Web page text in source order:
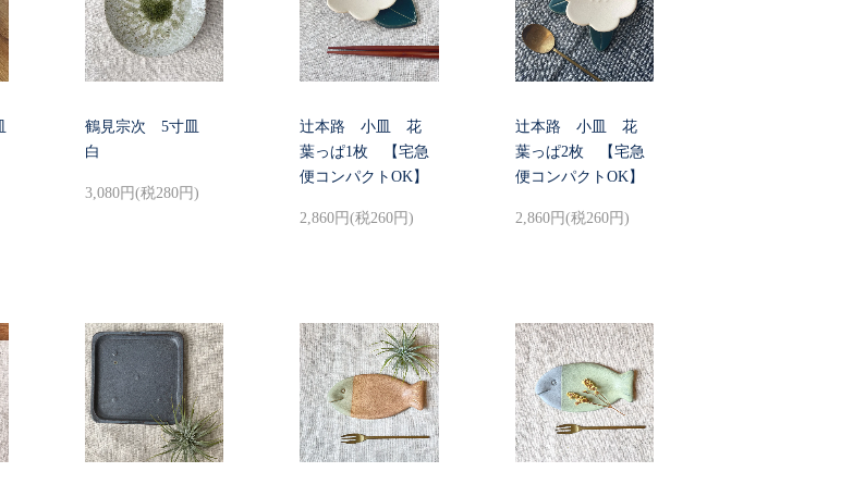
鶴見宗次 5寸皿
白
3,080円(税280円)
辻本路 小皿 花
葉っぱ1枚 【宅急
便コンパクトOK】
2,860円(税260円)
辻本路 小皿 花
葉っぱ2枚 【宅急
便コンパクトOK】
2,860円(税260円)